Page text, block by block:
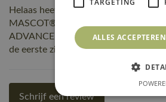
Helaas heeft nog niemand een
MASCOT® Workwear Werkbroek
ADVANCED | 55 lichtkhaki | 17079-
de eerste zijn! Schrijf een review!
Schrijf een review
TARGETING
ALLES ACCEPTEREN